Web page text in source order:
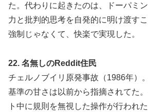
た。代わりに起きたのは、ドーパミ
力と批判的思考を自発的に明け渡す
強制じゃなくて、快楽で実現した。
22. 名無しのReddit住民
チェルノブイリ原発事故（1986年）
基準の甘さは以前から指摘されてた
ト中に規則を無視した操作が行われ